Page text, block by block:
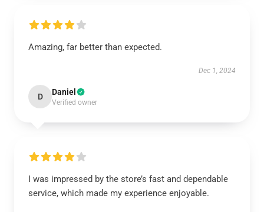
Amazing, far better than expected.
Dec 1, 2024
D Daniel
Verified owner
I was impressed by the store’s fast and dependable
service, which made my experience enjoyable.